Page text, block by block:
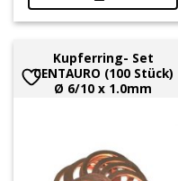
Kupferring- Set
CENTAURO (100 Stück)
Ø 6/10 x 1.0mm